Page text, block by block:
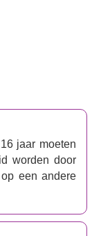
Studios
jaar moeten
worden door
een andere